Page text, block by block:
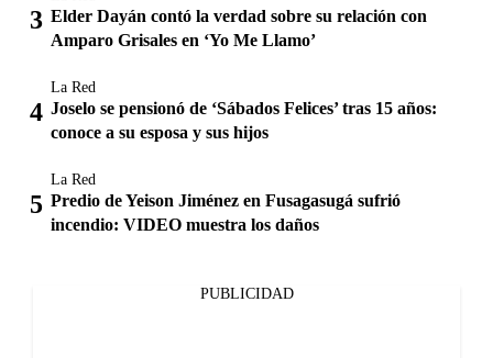
Elder Dayán contó la verdad sobre su relación con
Amparo Grisales en ‘Yo Me Llamo’
La Red
Joselo se pensionó de ‘Sábados Felices’ tras 15 años:
conoce a su esposa y sus hijos
La Red
Predio de Yeison Jiménez en Fusagasugá sufrió
incendio: VIDEO muestra los daños
PUBLICIDAD